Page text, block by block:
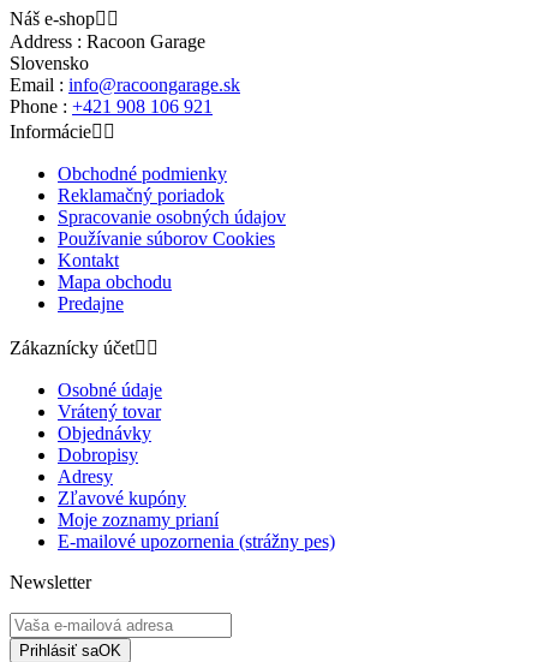
Náš e-shop 
Address : Racoon Garage
Slovensko
Email : info@racoongarage.sk
Phone : +421 908 106 921
Informácie 
Obchodné podmienky
Reklamačný poriadok
Spracovanie osobných údajov
Používanie súborov Cookies
Kontakt
Mapa obchodu
Predajne
Zákaznícky účet 
Osobné údaje
Vrátený tovar
Objednávky
Dobropisy
Adresy
Zľavové kupóny
Moje zoznamy prianí
E-mailové upozornenia (strážny pes)
Newsletter
Prihlásiť saOK